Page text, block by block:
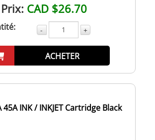
Prix: CAD $26.70
- +
ACHETER
45A INK / INKJET Cartridge Black